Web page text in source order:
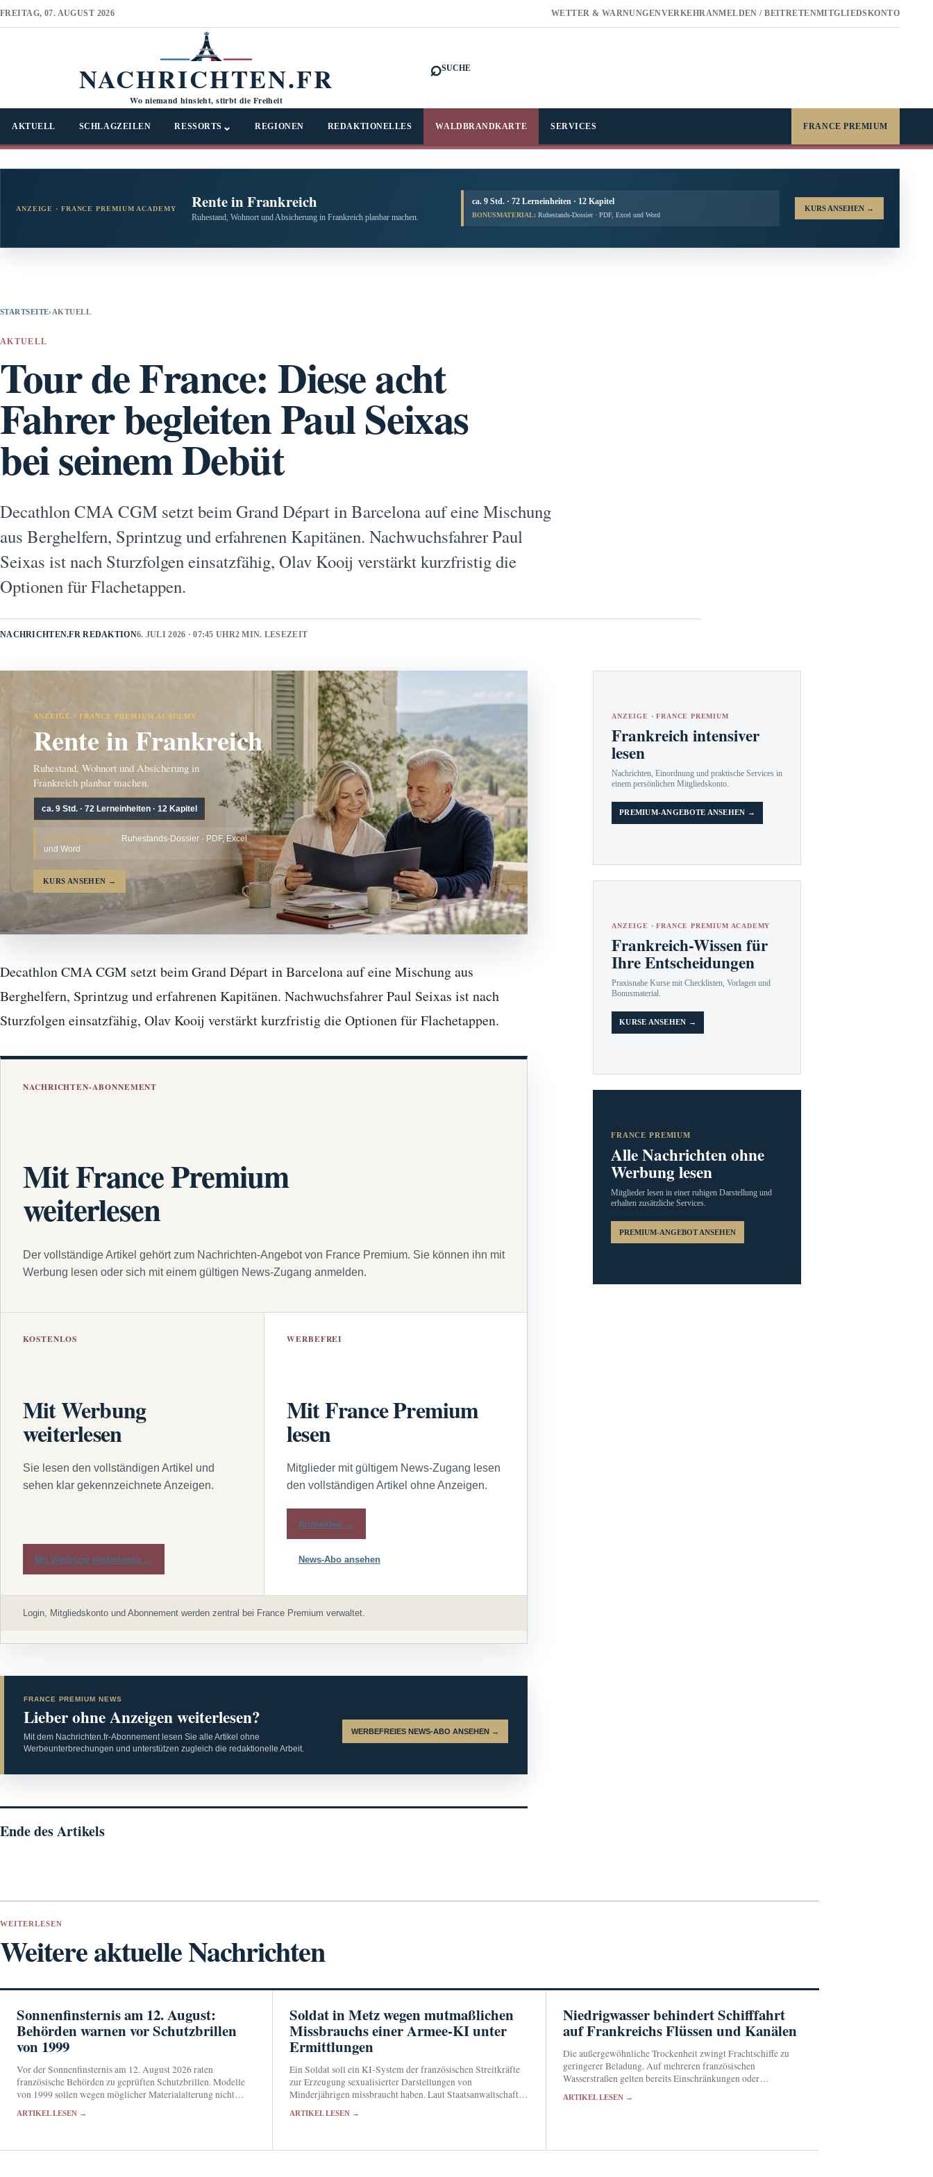
FREITAG, 07. AUGUST 2026 WETTER & WARNUNGENVERKEHRANMELDEN / BEITRETENMITGLIEDSKONTO
NACHRICHTEN.FR
Wo niemand hinsieht, stirbt die Freiheit
⌕SUCHE
AKTUELL SCHLAGZEILEN RESSORTS ⌄ REGIONEN REDAKTIONELLES WALDBRANDKARTE SERVICES FRANCE PREMIUM
ANZEIGE · FRANCE PREMIUM ACADEMY Rente in Frankreich
Ruhestand, Wohnort und Absicherung in Frankreich planbar machen.
ca. 9 Std. · 72 Lerneinheiten · 12 Kapitel
BONUSMATERIAL: Ruhestands-Dossier · PDF, Excel und Word
KURS ANSEHEN →
STARTSEITE› AKTUELL
AKTUELL
Tour de France: Diese acht
Fahrer begleiten Paul Seixas
bei seinem Debüt
Decathlon CMA CGM setzt beim Grand Départ in Barcelona auf eine Mischung
aus Berghelfern, Sprintzug und erfahrenen Kapitänen. Nachwuchsfahrer Paul
Seixas ist nach Sturzfolgen einsatzfähig, Olav Kooij verstärkt kurzfristig die
Optionen für Flachetappen.
NACHRICHTEN.FR REDAKTION6. JULI 2026 · 07:45 UHR2 MIN. LESEZEIT
ANZEIGE · FRANCE PREMIUM ACADEMY
Rente in Frankreich
Ruhestand, Wohnort und Absicherung in
Frankreich planbar machen.
ca. 9 Std. · 72 Lerneinheiten · 12 Kapitel
BONUSMATERIAL: Ruhestands-Dossier · PDF, Excel
und Word
KURS ANSEHEN →
Decathlon CMA CGM setzt beim Grand Départ in Barcelona auf eine Mischung aus
Berghelfern, Sprintzug und erfahrenen Kapitänen. Nachwuchsfahrer Paul Seixas ist nach
Sturzfolgen einsatzfähig, Olav Kooij verstärkt kurzfristig die Optionen für Flachetappen.
NACHRICHTEN-ABONNEMENT
Mit France Premium
weiterlesen
Der vollständige Artikel gehört zum Nachrichten-Angebot von France Premium. Sie können ihn mit
Werbung lesen oder sich mit einem gültigen News-Zugang anmelden.
KOSTENLOS
Mit Werbung
weiterlesen
Sie lesen den vollständigen Artikel und
sehen klar gekennzeichnete Anzeigen.
Mit Werbung weiterlesen →
WERBEFREI
Mit France Premium
lesen
Mitglieder mit gültigem News-Zugang lesen
den vollständigen Artikel ohne Anzeigen.
Anmelden →
News-Abo ansehen
Login, Mitgliedskonto und Abonnement werden zentral bei France Premium verwaltet.
FRANCE PREMIUM NEWS
Lieber ohne Anzeigen weiterlesen?
Mit dem Nachrichten.fr-Abonnement lesen Sie alle Artikel ohne
Werbeunterbrechungen und unterstützen zugleich die redaktionelle Arbeit.
WERBEFREIES NEWS-ABO ANSEHEN →
Ende des Artikels
ANZEIGE · FRANCE PREMIUM
Frankreich intensiver
lesen
Nachrichten, Einordnung und praktische Services in
einem persönlichen Mitgliedskonto.
PREMIUM-ANGEBOTE ANSEHEN →
ANZEIGE · FRANCE PREMIUM ACADEMY
Frankreich-Wissen für
Ihre Entscheidungen
Praxisnahe Kurse mit Checklisten, Vorlagen und
Bonusmaterial.
KURSE ANSEHEN →
FRANCE PREMIUM
Alle Nachrichten ohne
Werbung lesen
Mitglieder lesen in einer ruhigen Darstellung und
erhalten zusätzliche Services.
PREMIUM-ANGEBOT ANSEHEN
WEITERLESEN
Weitere aktuelle Nachrichten
Sonnenfinsternis am 12. August:
Behörden warnen vor Schutzbrillen
von 1999
Vor der Sonnenfinsternis am 12. August 2026 raten
französische Behörden zu geprüften Schutzbrillen. Modelle
von 1999 sollen wegen möglicher Materialalterung nicht
ARTIKEL LESEN →
Soldat in Metz wegen mutmaßlichen
Missbrauchs einer Armee-KI unter
Ermittlungen
Ein Soldat soll ein KI-System der französischen Streitkräfte
zur Erzeugung sexualisierter Darstellungen von
Minderjährigen missbraucht haben. Laut Staatsanwaltschaft
ARTIKEL LESEN →
Niedrigwasser behindert Schifffahrt
auf Frankreichs Flüssen und Kanälen
Die außergewöhnliche Trockenheit zwingt Frachtschiffe zu
geringerer Beladung. Auf mehreren französischen
Wasserstraßen gelten bereits Einschränkungen oder
ARTIKEL LESEN →